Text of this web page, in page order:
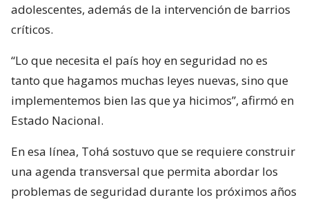
adolescentes, además de la intervención de barrios
críticos.
“Lo que necesita el país hoy en seguridad no es
tanto que hagamos muchas leyes nuevas, sino que
implementemos bien las que ya hicimos”, afirmó en
Estado Nacional.
En esa línea, Tohá sostuvo que se requiere construir
una agenda transversal que permita abordar los
problemas de seguridad durante los próximos años